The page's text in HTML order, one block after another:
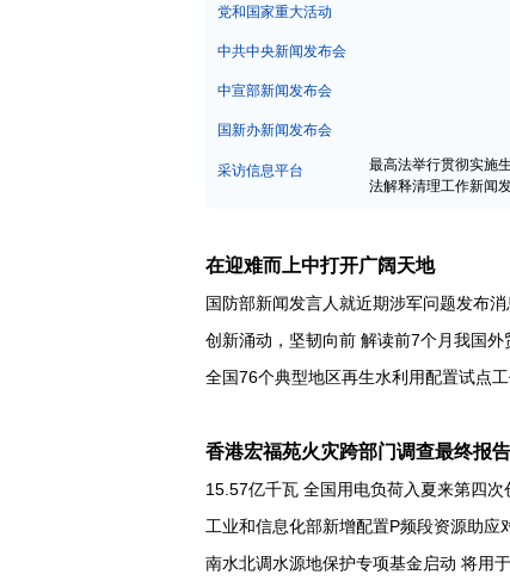
党和国家重大活动
中共中央新闻发布会
中宣部新闻发布会
国新办新闻发布会
采访信息平台
最高法举行贯彻实施
法解释清理工作新闻
在迎难而上中打开广阔天地
国防部新闻发言人就近期涉军问题发布消
创新涌动，坚韧向前 解读前7个月我国外
全国76个典型地区再生水利用配置试点
香港宏福苑火灾跨部门调查最终报
15.57亿千瓦 全国用电负荷入夏来第四次
工业和信息化部新增配置P频段资源助应